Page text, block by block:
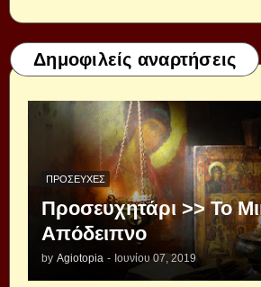
Δημοφιλείς αναρτήσεις
ΠΡΟΣΕΥΧΈΣ
Προσευχητάρι >> Το
Απόδειπνο
by Agiotopia - Ιουνίου 07, 2019